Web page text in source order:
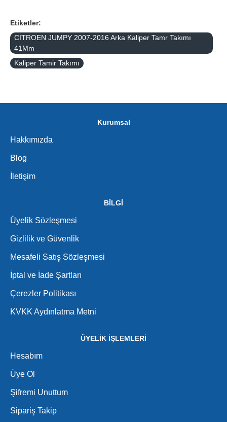
Etiketler:
CITROEN JUMPY 2007-2016 Arka Kaliper Tamr Takımı
41Mm
Kaliper Tamir Takımı
Kurumsal
Hakkımızda
Blog
İletişim
BİLGİ
Üyelik Sözleşmesi
Gizlilik ve Güvenlik
Mesafeli Satış Sözleşmesi
İptal ve İade Şartları
Çerezler Politikası
KVKK Aydınlatma Metni
ÜYELİK İŞLEMLERİ
Hesabım
Üye Ol
Şifremi Unuttum
Sipariş Takip